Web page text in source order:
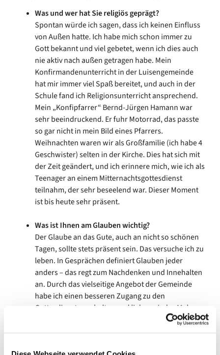
Was und wer hat Sie religiös geprägt?
Spontan würde ich sagen, dass ich keinen Einfluss
von Außen hatte. Ich habe mich schon immer zu
Gott bekannt und viel gebetet, wenn ich dies auch
nie aktiv nach außen getragen habe. Mein
Konfirmandenunterricht in der Luisengemeinde
hat mir immer viel Spaß bereitet, und auch in der
Schule fand ich Religionsunterricht ansprechend.
Mein „Konfipfarrer“ Bernd-Jürgen Hamann war
sehr beeindruckend. Er fuhr Motorrad, das passte
so gar nicht in mein Bild eines Pfarrers.
Weihnachten waren wir als Großfamilie (ich habe 4
Geschwister) selten in der Kirche. Dies hat sich mit
der Zeit geändert, und ich erinnere mich, wie ich als
Teenager an einem Mitternachtsgottesdienst
teilnahm, der sehr beseelend war. Dieser Moment
ist bis heute sehr präsent.
Was ist Ihnen am Glauben wichtig?
Der Glaube an das Gute, auch an nicht so schönen
Tagen, sollte stets präsent sein. Das versuche ich zu
leben. In Gesprächen definiert Glauben jeder
anders – das regt zum Nachdenken und Innehalten
an. Durch das vielseitige Angebot der Gemeinde
habe ich einen besseren Zugang zu den
Gottesdiensten erhalten und liebe es jedes Mal,
diesen mit neuen Erkenntnissen zu verlassen und
mich unter der Woche mit den Kollegen gedanklich